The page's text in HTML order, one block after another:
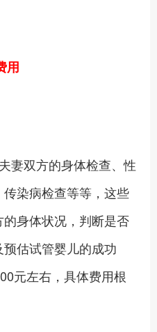
用
妻双方的身体检查、性
染病检查等等，这些
身体状况，判断是否
估试管婴儿的成功
元左右，具体费用根